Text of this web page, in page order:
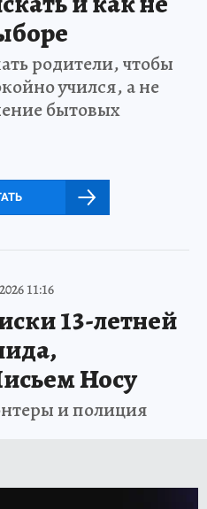
родители, чтобы
учился, а не
бытовых
11:16
13-летней
Носу
и полиция